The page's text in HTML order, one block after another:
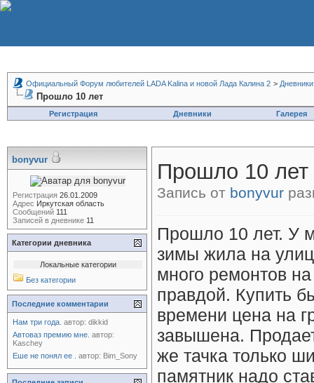
Официальный Форум любителей LADA Kalina и новой Лада Калина 2 > Дневники
Прошло 10 лет
Регистрация Дневники Галерея
Прошло 10 лет
Запись от bonyvur
Прошло 10 лет. У
зимы жила на
много ремонтов
правдой. Купить
времени цена на
завышена.
же тачка только
памятник надо
bonyvur
Регистрация 26.01.2009
Адрес Иркутская область
Сообщений 111
Записей в дневнике 11
Категории дневника
Локальные категории
Без категории
Последние комментарии
Нам три года. автор: dikkid
Автоваз премию мне. автор:
Kaschey
Еше не понял ее .
автор: Bim_Sony